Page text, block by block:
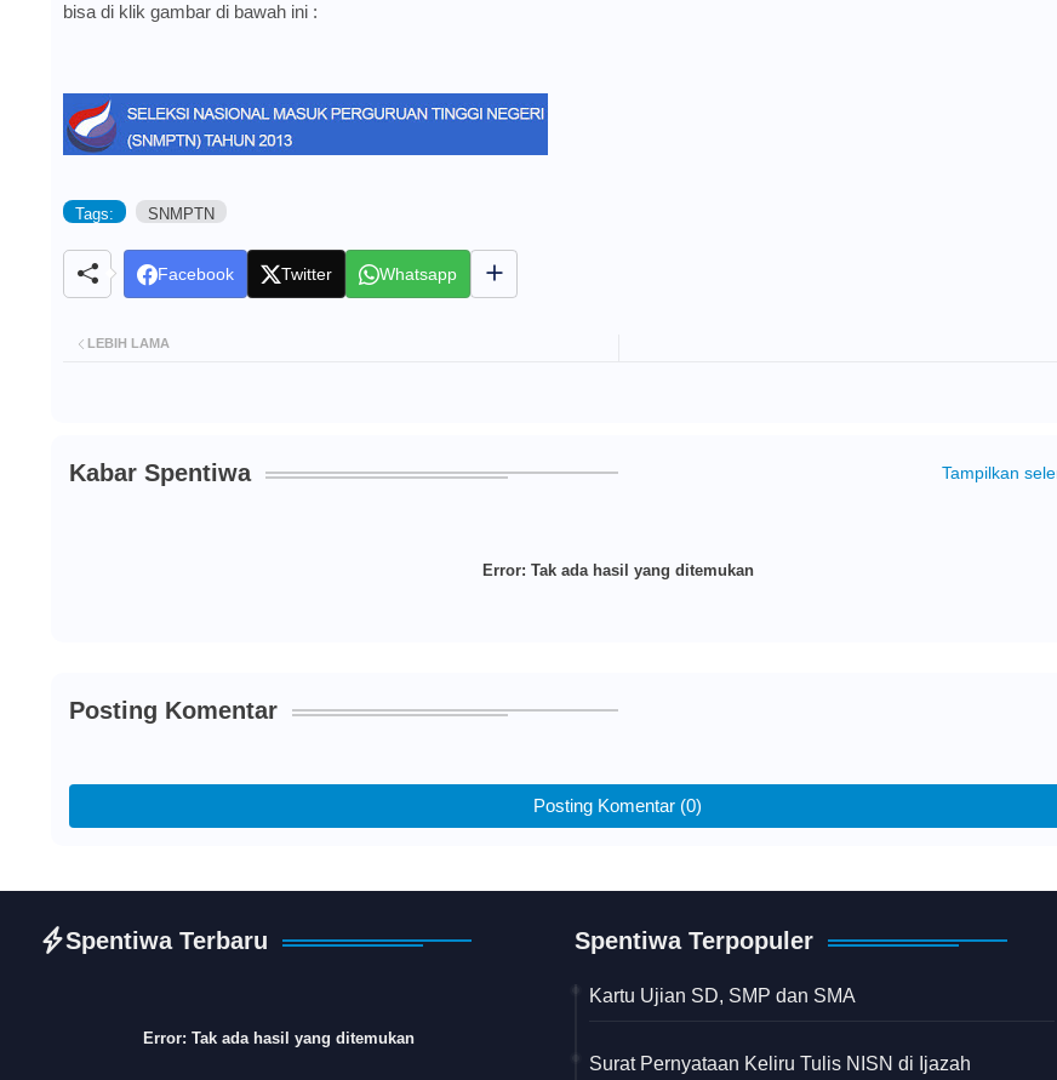
bisa di klik gambar di bawah ini :
Tags: SNMPTN
Facebook Twitter Whatsapp
LEBIH LAMA
Kabar Spentiwa Tampilkan
Error: Tak ada hasil yang ditemukan
Posting Komentar
Posting Komentar (0)
Spentiwa Terbaru
Error: Tak ada hasil yang ditemukan
Spentiwa Terpopuler
Kartu Ujian SD, SMP dan SMA
Surat Pernyataan Keliru Tulis NISN di Ijazah